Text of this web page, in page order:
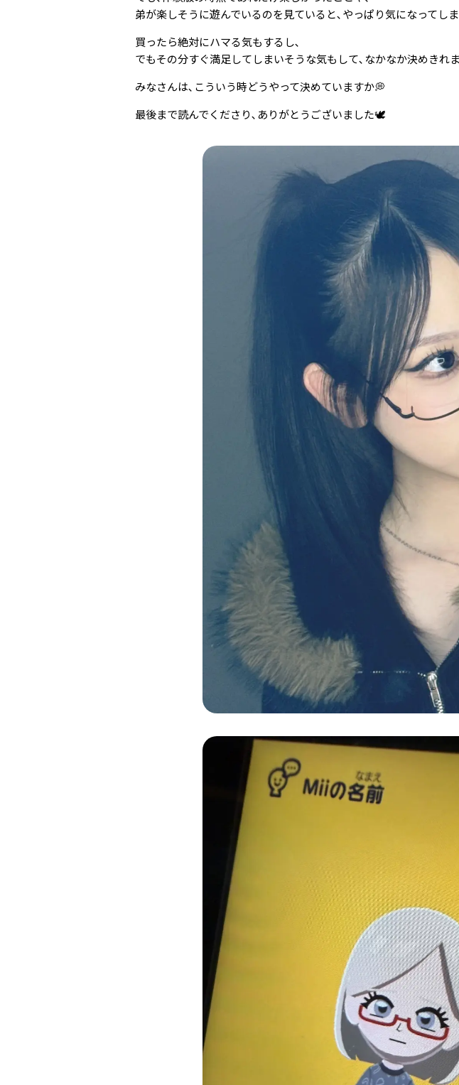
弟が楽しそうに遊んでいるのを見ていると､やっぱり気になってし
買ったら絶対にハマる気もするし､
でもその分すぐ満足してしまいそうな気もして､なかなか決めきれ
みなさんは､こういう時どうやって決めていますか💭
最後まで読んでくださり､ありがとうございました🕊️